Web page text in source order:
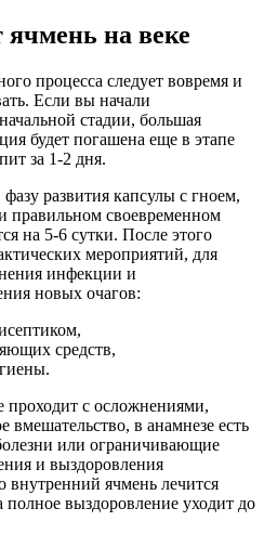
ячмень на веке
процесса следует вовремя и
Если вы начали
стадии, большая
будет погашена еще в этапе
за 1-2 дня.
развития капсулы с гноем,
правильном своевременном
на 5-6 сутки. После этого
мероприятий, для
инфекции и
новых очагов:
средств,
проходит с осложнениями,
вмешательство, в анамнезе есть
или ограничивающие
и выздоровления
ячмень лечится
выздоровление уходит до